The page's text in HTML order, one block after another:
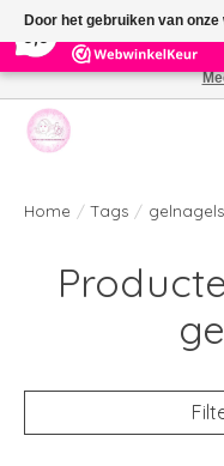
391
Welkom bij de nieuwe webshop
Home / Tags / gelnagels
Door het gebruiken van
cookies om onze website